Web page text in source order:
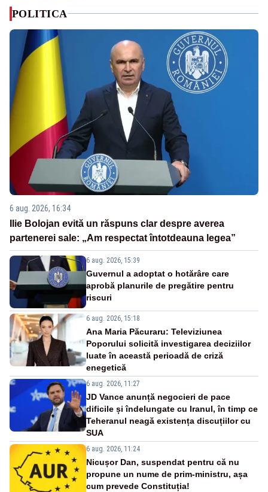
POLITICA
6 aug. 2026, 16:34
Ilie Bolojan evită un răspuns clar despre averea
partenerei sale: „Am respectat întotdeauna legea”
6 aug. 2026, 15:39
Guvernul a adoptat o hotărâre care
aprobă planurile de pregătire pentru
riscuri
6 aug. 2026, 15:18
Ana Maria Păcuraru: Televiziunea
Poporului solicită investigarea deciziilor
luate în această perioadă de criză
enegetică
6 aug. 2026, 11:27
JD Vance anunță negocieri de pace
dificile și îndelungate cu Iranul, în timp ce
Teheranul neagă existența discuțiilor cu
SUA
6 aug. 2026, 11:24
Nicușor Dan, suspendat pentru că nu
propune un nume de prim-ministru, așa
cum prevede Constituția!